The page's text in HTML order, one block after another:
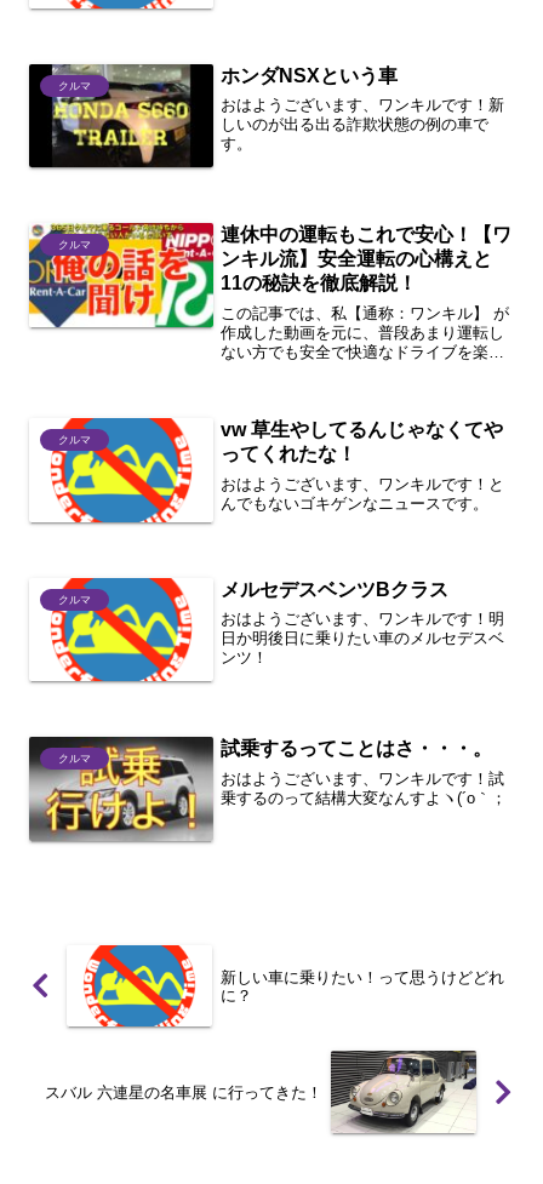
クルマ ホンダNSXという車
おはようございます、ワンキルです！新
しいのが出る出る詐欺状態の例の車で
す。
クルマ
連休中の運転もこれで安心！【ワ
ンキル流】安全運転の心構えと
11の秘訣を徹底解説！
この記事では、私【通称：ワンキル】 が
作成した動画を元に、普段あまり運転し
ない方でも安全で快適なドライブを楽し
器」にもなり得ます。だか...
クルマ
vw 草生やしてるんじゃなくてや
ってくれたな！
おはようございます、ワンキルです！と
んでもないゴキゲンなニュースです。
クルマ メルセデスベンツBクラス
おはようございます、ワンキルです！明
日か明後日に乗りたい車のメルセデスベ
ンツ！
クルマ 試乗するってことはさ・・・。
おはようございます、ワンキルです！試
乗するのって結構大変なんすよヽ(´o｀；
新しい車に乗りたい！って思うけどどれ
に？
スバル 六連星の名車展 に行ってきた！